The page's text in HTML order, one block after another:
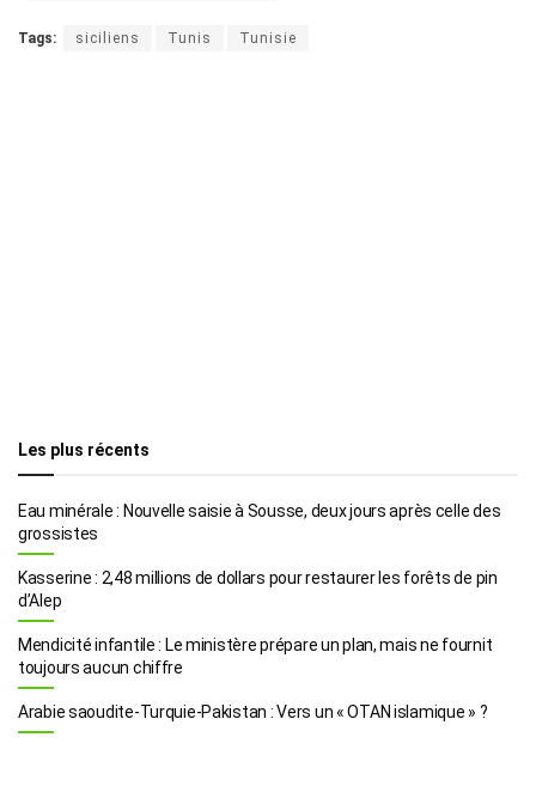
Tags: siciliens Tunis Tunisie
Les plus récents
Eau minérale : Nouvelle saisie à Sousse, deux jours après celle des
grossistes
Kasserine : 2,48 millions de dollars pour restaurer les forêts de pin
d’Alep
Mendicité infantile : Le ministère prépare un plan, mais ne fournit
toujours aucun chiffre
Arabie saoudite-Turquie-Pakistan : Vers un « OTAN islamique » ?